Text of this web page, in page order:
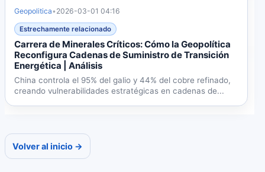
Geopolitica• 2026-03-01 04:16
Estrechamente relacionado
Carrera de Minerales Críticos: Cómo la Geopolítica
Reconfigura Cadenas de Suministro de Transición
Energética | Análisis
China controla el 95% del galio y 44% del cobre refinado,
creando vulnerabilidades estratégicas en cadenas de...
Volver al inicio →